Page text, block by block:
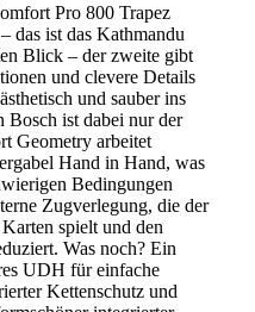
Pro 800 Trapez
das ist das Kathmandu
Blick – der zweite gibt
und clevere Details
und sauber ins
ist dabei nur der
Geometry arbeitet
Hand in Hand, was
Bedingungen
Zugverlegung, die der
spielt und den
Was noch? Ein
UDH für einfache
Kettenschutz und